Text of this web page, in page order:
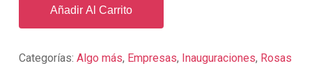
Añadir Al Carrito
Categorías: Algo más, Empresas, Inauguraciones, Rosas